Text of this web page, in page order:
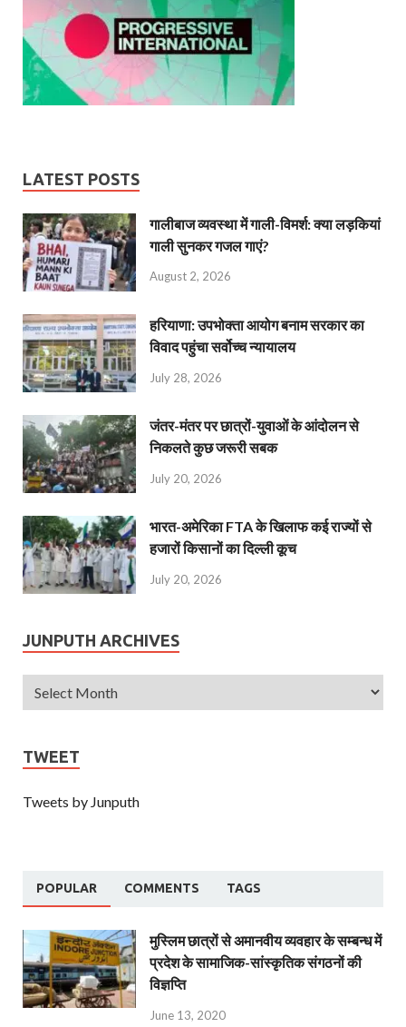
LATEST POSTS
गालीबाज व्‍यवस्‍था में गाली-विमर्श: क्या लड़कियां
गाली सुनकर गजल गाएं?
August 2, 2026
हरियाणा: उपभोक्ता आयोग बनाम सरकार का
विवाद पहुंचा सर्वोच्च न्यायालय
July 28, 2026
जंतर-मंतर पर छात्रों-युवाओं के आंदोलन से
निकलते कुछ जरूरी सबक
July 20, 2026
भारत-अमेरिका FTA के खिलाफ कई राज्यों से
हजारों किसानों का दिल्ली कूच
July 20, 2026
JUNPUTH ARCHIVES
TWEET
Tweets by Junputh
POPULAR COMMENTS TAGS
मुस्लिम छात्रों से अमानवीय व्यवहार के सम्बन्ध में
प्रदेश के सामाजिक-सांस्कृतिक संगठनों की
विज्ञप्ति
June 13, 2020